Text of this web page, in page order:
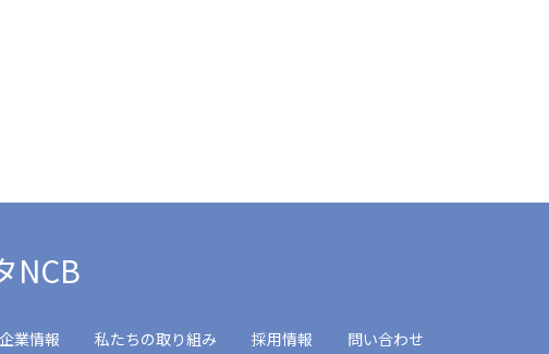
NCB
企業情報 私たちの取り組み 採用情報 問い合わせ